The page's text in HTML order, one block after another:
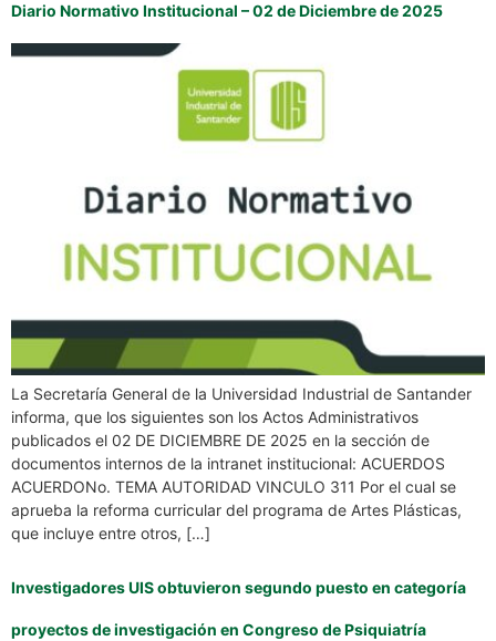
Diario Normativo Institucional – 02 de Diciembre de 2025
La Secretaría General de la Universidad Industrial de Santander
informa, que los siguientes son los Actos Administrativos
publicados el 02 DE DICIEMBRE DE 2025 en la sección de
documentos internos de la intranet institucional: ACUERDOS
ACUERDONo. TEMA AUTORIDAD VINCULO 311 Por el cual se
aprueba la reforma curricular del programa de Artes Plásticas,
que incluye entre otros, […]
Investigadores UIS obtuvieron segundo puesto en categoría
proyectos de investigación en Congreso de Psiquiatría